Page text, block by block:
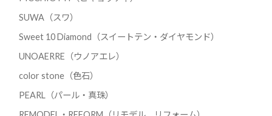
SUWA（スワ）
Sweet 10 Diamond（スイートテン・ダイヤモンド）
UNOAERRE（ウノアエレ）
color stone（色石）
PEARL（パール・真珠）